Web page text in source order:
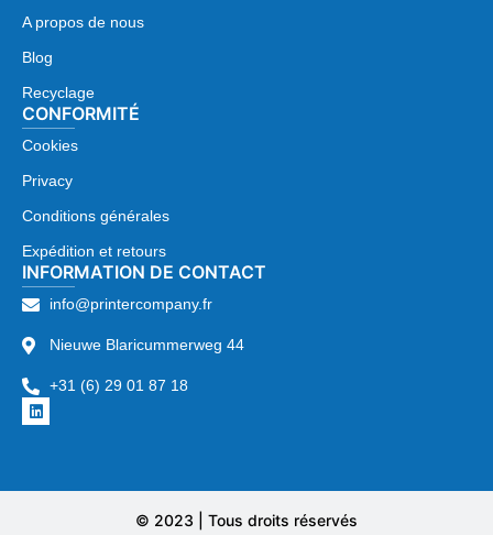
A propos de nous
Blog
Recyclage
CONFORMITÉ
Cookies
Privacy
Conditions générales
Expédition et retours
INFORMATION DE CONTACT
info@printercompany.fr
Nieuwe Blaricummerweg 44
+31 (6) 29 01 87 18
© 2023 | Tous droits réservés